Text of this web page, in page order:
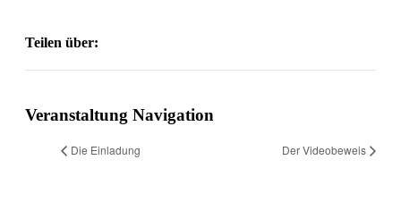
Teilen über:
Veranstaltung Navigation
Die Einladung Der Videobeweis